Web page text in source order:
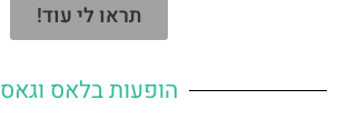
תראו לי עוד!
הופעות בלאס וגאס